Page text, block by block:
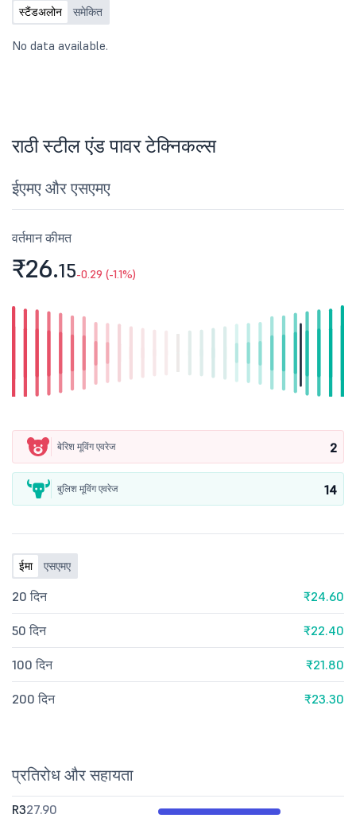
स्टैंडअलोन समेकित
No data available.
राठी स्टील एंड पावर टेक्निकल्स
ईएमए और एसएमए
वर्तमान कीमत
₹26.15-0.29 (-1.1%)
बेरिश मूविंग एवरेज 2
बुलिश मूविंग एवरेज 14
ईमा एसएमए
20 दिन ₹24.60
50 दिन ₹22.40
100 दिन ₹21.80
200 दिन ₹23.30
प्रतिरोध और सहायता
R327.90